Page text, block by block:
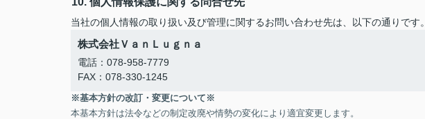
当社の個人情報の取り扱い及び管理に関するお問い合わせ先は、以下の通りです。
株式会社ＶａｎＬｕｇｎａ
電話：078-958-7779
FAX：078-330-1245
※基本方針の改訂・変更について※
本基本方針は法令などの制定改廃や情勢の変化により適宜変更します。